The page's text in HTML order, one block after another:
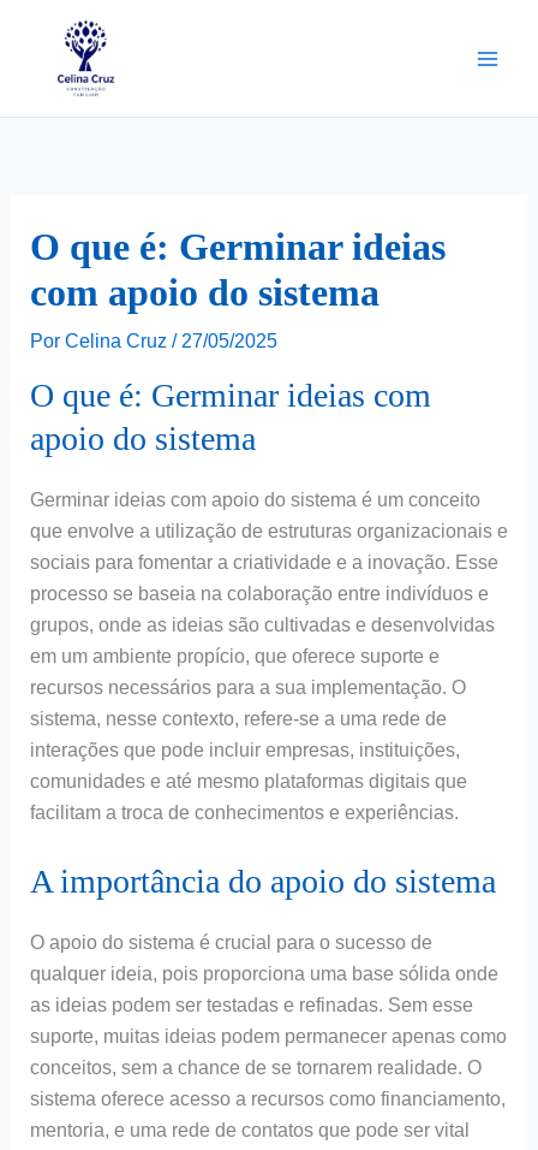
O que é: Germinar ideias
com apoio do sistema
Por Celina Cruz / 27/05/2025
O que é: Germinar ideias com
apoio do sistema
Germinar ideias com apoio do sistema é um conceito
que envolve a utilização de estruturas organizacionais e
sociais para fomentar a criatividade e a inovação. Esse
processo se baseia na colaboração entre indivíduos e
grupos, onde as ideias são cultivadas e desenvolvidas
em um ambiente propício, que oferece suporte e
recursos necessários para a sua implementação. O
sistema, nesse contexto, refere-se a uma rede de
interações que pode incluir empresas, instituições,
comunidades e até mesmo plataformas digitais que
facilitam a troca de conhecimentos e experiências.
A importância do apoio do sistema
O apoio do sistema é crucial para o sucesso de
qualquer ideia, pois proporciona uma base sólida onde
as ideias podem ser testadas e refinadas. Sem esse
suporte, muitas ideias podem permanecer apenas como
conceitos, sem a chance de se tornarem realidade. O
sistema oferece acesso a recursos como financiamento,
mentoria, e uma rede de contatos que pode ser vital